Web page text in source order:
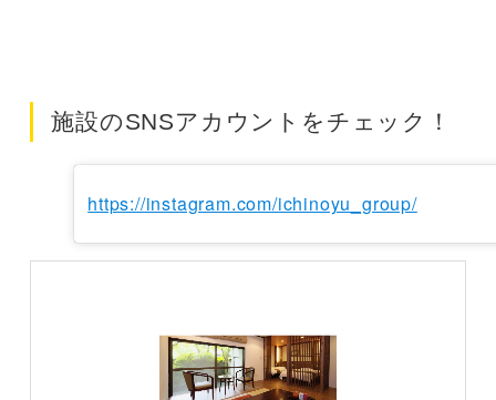
施設のSNSアカウントをチェック！
https://instagram.com/ichinoyu_group/